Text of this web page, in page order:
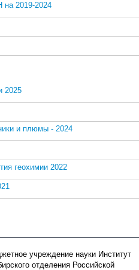
2019-2024
2025
и плюмы - 2024
геохимии 2022
учреждение науки Институт
отделения Российской